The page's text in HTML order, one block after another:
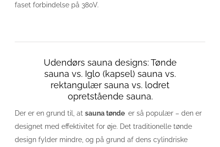
faset forbindelse på 380V.
Udendørs sauna designs: Tønde
sauna vs. Iglo (kapsel) sauna vs.
rektangulær sauna vs. lodret
opretstående sauna.
Der er en grund til, at saunatønde er så populær – den er
designet med effektivitet for øje. Det traditionelle tønde
design fylder mindre, og på grund af dens cylindriske